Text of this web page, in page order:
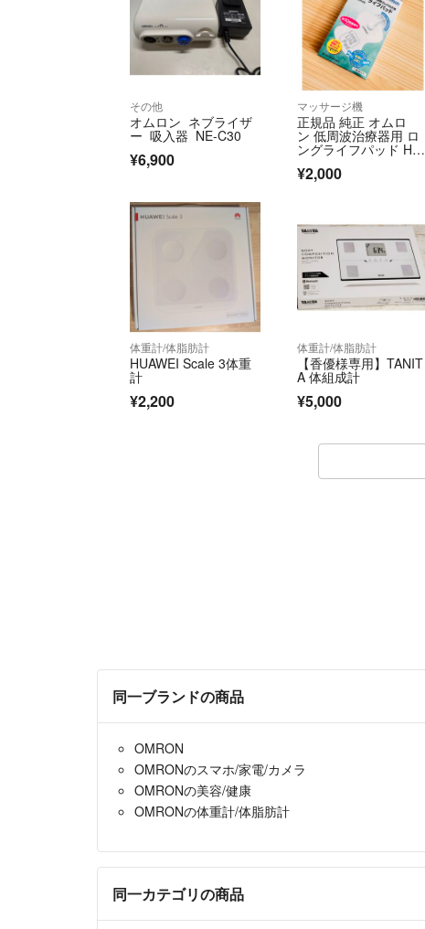
その他
オムロン ネブライザ
ー 吸入器 NE-C30
¥6,900
マッサージ機
正規品 純正 オムロ
ン 低周波治療器用 ロ
ングライフパッド HV-
¥2,000
体重計/体脂肪計
HUAWEI Scale 3体重
計
¥2,200
体重計/体脂肪計
【香優様専用】TANIT
A 体組成計
¥5,000
同一ブランドの商品
OMRON
OMRONのスマホ/家電/カメラ
OMRONの美容/健康
OMRONの体重計/体脂肪計
同一カテゴリの商品